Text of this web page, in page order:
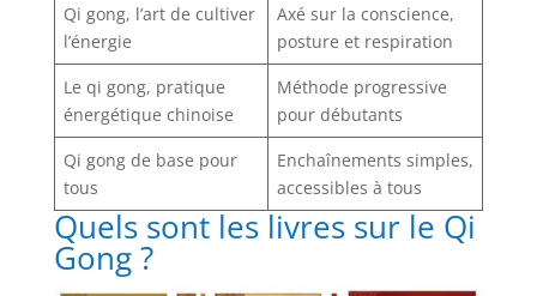
Qi gong, l’art de cultiver
l’énergie
Axé sur la conscience,
posture et respiration
Le qi gong, pratique
énergétique chinoise
Méthode progressive
pour débutants
Qi gong de base pour
tous
Enchaînements simples,
accessibles à tous
Quels sont les livres sur le Qi
Gong ?